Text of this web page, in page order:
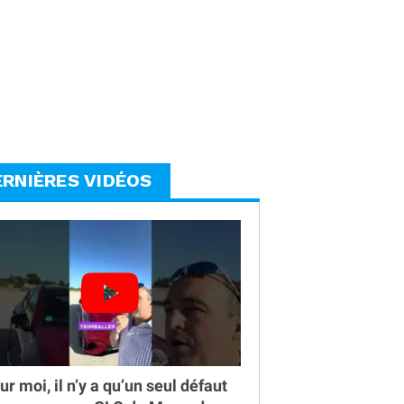
VIDÉOS
moi, il n’y a qu’un seul défaut